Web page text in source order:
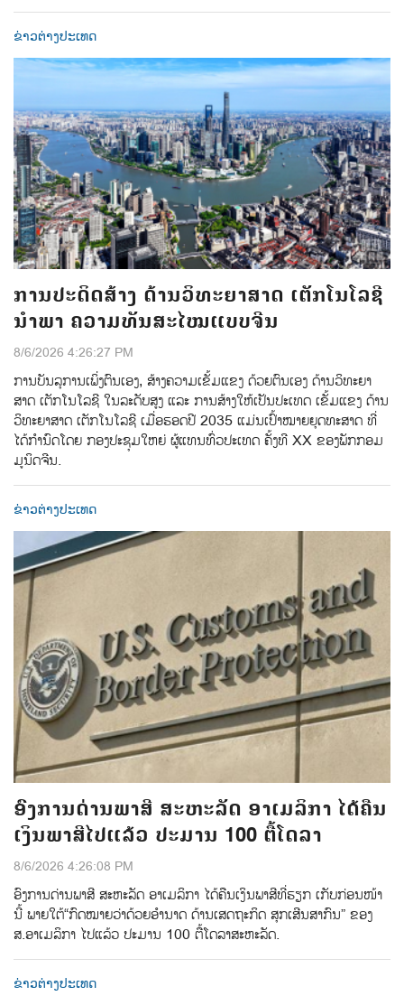
ຂ່າວຕ່າງປະເທດ
ການປະດິດສ້າງ ດ້ານວິທະຍາສາດ ເຕັກໂນໂລຊີ
ນຳພາ ຄວາມທັນສະໄໝແບບຈີນ
8/6/2026 4:26:27 PM
ການ​ບັນ​ລຸການ​ເພິ່ງ​ຕົນ​ເອງ, ​ສ້າງ​ຄວາມ​ເຂັ້ມ​ແຂງ​ ດ້ວຍ​ຕົນ​ເອງ​ ດ້ານ​ວິ​ທະ​ຍາ​
ສາດ​ ເຕັກ​ໂນ​ໂລ​ຊີ ​ໃນ​ລະ​ດັບ​ສູງ ແລະ ການ​ສ້າງໃຫ້​ເປັນ​ປະ​ເທດ ​ເຂັ້ມ​ແຂງ ​ດ້ານ​
ວິ​ທະ​ຍາ​ສາດ ​ເຕັກ​ໂນ​ໂລ​ຊີ ​ເມື່ອ​ຮອດ​ປີ 2035 ແມ່ນ​ເປົ້າ​ໝາຍ​ຍຸດ​ທະ​ສາດ​ ທີ່​
ໄດ້​ກຳ​ນົດ​ໂດຍ ກອງ​ປະ​ຊຸມ​ໃຫຍ່ ​ຜູ້​ແທນ​ທົ່ວ​ປະ​ເທດ ​ຄັ້ງ​ທີ XX ຂອງ​ພັກ​ກອມ​
ມູ​ນິດ​ຈີນ.
ຂ່າວຕ່າງປະເທດ
ອົງການດ່ານພາສີ ສະຫະລັດ ອາເມລິກາ ໄດ້ຄືນ
ເງິນພາສີໄປແລ້ວ ປະມານ 100 ຕື້ໂດລາ
8/6/2026 4:26:08 PM
ອົງການດ່ານພາສີ ສະຫະລັດ ອາເມລິກາ ໄດ້ຄືນເງິນພາສີທີ່ຮຽກ ເກັບກ່ອນໜ້າ
ນີ້ ພາຍໃຕ້“ກົດໝາຍວ່າດ້ວຍອຳນາດ ດ້ານເສດຖະກິດ ສຸກເສີນສາກົນ” ຂອງ
ສ.ອາເມລິກາ ໄປແລ້ວ ປະມານ 100 ຕື້ໂດລາສະຫະລັດ.
ຂ່າວຕ່າງປະເທດ